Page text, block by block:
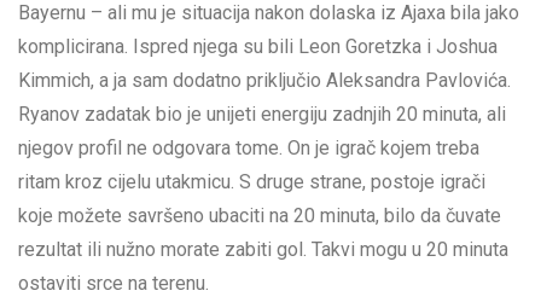
Bayernu – ali mu je situacija nakon dolaska iz Ajaxa bila jako
komplicirana. Ispred njega su bili Leon Goretzka i Joshua
Kimmich, a ja sam dodatno priključio Aleksandra Pavlovića.
Ryanov zadatak bio je unijeti energiju zadnjih 20 minuta, ali
njegov profil ne odgovara tome. On je igrač kojem treba
ritam kroz cijelu utakmicu. S druge strane, postoje igrači
koje možete savršeno ubaciti na 20 minuta, bilo da čuvate
rezultat ili nužno morate zabiti gol. Takvi mogu u 20 minuta
ostaviti srce na terenu.